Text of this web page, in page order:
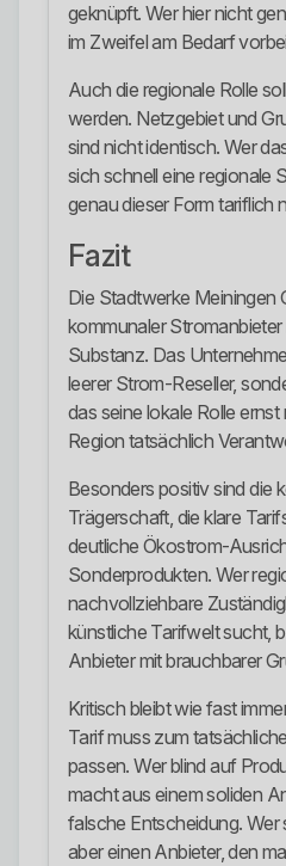
geknüpft. Wer hier nicht
im Zweifel am Bedarf
Auch die regionale Rolle
werden. Netzgebiet und
sind nicht identisch. Wer
sich schnell eine regionale
genau dieser Form tariflich
Fazit
Die Stadtwerke Meiningen
kommunaler
Substanz. Das
leerer Strom-Reseller,
das seine lokale Rolle ernst
Region tatsächlich
Besonders positiv sind die
Trägerschaft, die klare
deutliche Ökostrom-
Sonderprodukten. Wer
nachvollziehbare
künstliche Tarifwelt sucht,
Anbieter mit brauchbarer
Kritisch bleibt wie fast
Tarif muss zum
passen. Wer blind auf
macht aus einem soliden
falsche Entscheidung. Wer
aber einen Anbieter, den